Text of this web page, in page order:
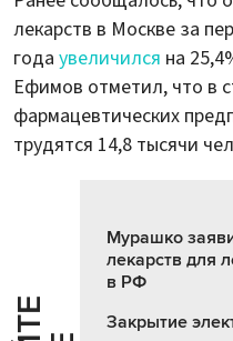
лекарств в Москве за
года увеличился на
Ефимов отметил, что в
фармацевтических
трудятся 14,8 тысячи
Мурашко
лекарств для
в РФ
Закрытие